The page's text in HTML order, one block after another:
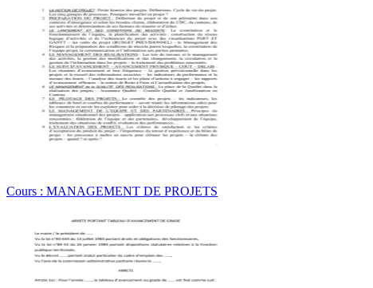
Cours : MANAGEMENT DE PROJETS